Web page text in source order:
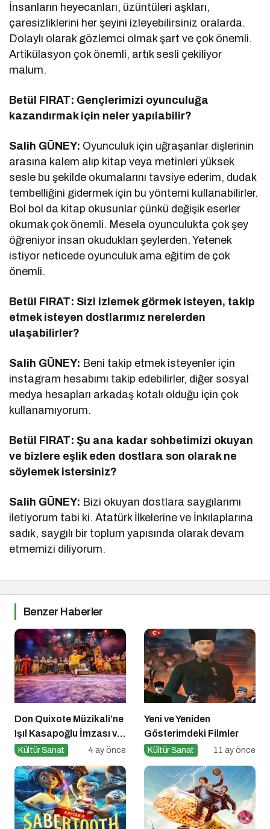
İnsanların heyecanları, üzüntüleri aşkları,
çaresizliklerini her şeyini izleyebilirsiniz oralarda.
Dolaylı olarak gözlemci olmak şart ve çok önemli.
Artikülasyon çok önemli, artık sesli çekiliyor
malum.
Betül FIRAT: Gençlerimizi oyunculuğa
kazandırmak için neler yapılabilir?
Salih GÜNEY: Oyunculuk için uğraşanlar dişlerinin
arasına kalem alıp kitap veya metinleri yüksek
sesle bu şekilde okumalarını tavsiye ederim, dudak
tembelliğini gidermek için bu yöntemi kullanabilirler.
Bol bol da kitap okusunlar çünkü değişik eserler
okumak çok önemli. Mesela oyunculukta çok şey
öğreniyor insan okudukları şeylerden. Yetenek
istiyor neticede oyunculuk ama eğitim de çok
önemli.
Betül FIRAT: Sizi izlemek görmek isteyen, takip
etmek isteyen dostlarımız nerelerden
ulaşabilirler?
Salih GÜNEY: Beni takip etmek isteyenler için
instagram hesabımı takip edebilirler, diğer sosyal
medya hesapları arkadaş kotalı olduğu için çok
kullanamıyorum.
Betül FIRAT: Şu ana kadar sohbetimizi okuyan
ve bizlere eşlik eden dostlara son olarak ne
söylemek istersiniz?
Salih GÜNEY: Bizi okuyan dostlara saygılarımı
iletiyorum tabi ki. Atatürk İlkelerine ve İnkılaplarına
sadık, saygılı bir toplum yapısında olarak devam
etmemizi diliyorum.
Benzer Haberler
Don Quixote Müzikali’ne
Işıl Kasapoğlu İmzası ve
Büyük Ödül!
Kültür Sanat 4 ay önce
Yeni ve Yeniden
Gösterimdeki Filmler
Kültür Sanat 11 ay önce